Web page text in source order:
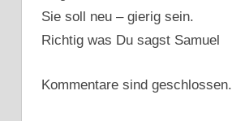
Sie soll neu – gierig sein.
Richtig was Du sagst Samuel
Kommentare sind geschlossen.